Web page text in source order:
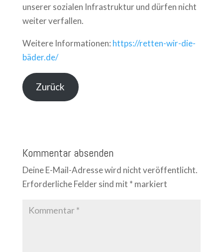
unserer sozialen Infrastruktur und dürfen nicht
weiter verfallen.
Weitere Informationen: https://retten-wir-die-
bäder.de/
Zurück
Kommentar absenden
Deine E-Mail-Adresse wird nicht veröffentlicht.
Erforderliche Felder sind mit * markiert